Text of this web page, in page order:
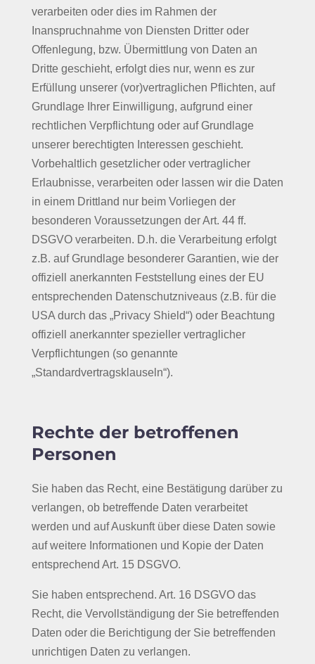
verarbeiten oder dies im Rahmen der
Inanspruchnahme von Diensten Dritter oder
Offenlegung, bzw. Übermittlung von Daten an
Dritte geschieht, erfolgt dies nur, wenn es zur
Erfüllung unserer (vor)vertraglichen Pflichten, auf
Grundlage Ihrer Einwilligung, aufgrund einer
rechtlichen Verpflichtung oder auf Grundlage
unserer berechtigten Interessen geschieht.
Vorbehaltlich gesetzlicher oder vertraglicher
Erlaubnisse, verarbeiten oder lassen wir die Daten
in einem Drittland nur beim Vorliegen der
besonderen Voraussetzungen der Art. 44 ff.
DSGVO verarbeiten. D.h. die Verarbeitung erfolgt
z.B. auf Grundlage besonderer Garantien, wie der
offiziell anerkannten Feststellung eines der EU
entsprechenden Datenschutzniveaus (z.B. für die
USA durch das „Privacy Shield“) oder Beachtung
offiziell anerkannter spezieller vertraglicher
Verpflichtungen (so genannte
„Standardvertragsklauseln“).
Rechte der betroffenen
Personen
Sie haben das Recht, eine Bestätigung darüber zu
verlangen, ob betreffende Daten verarbeitet
werden und auf Auskunft über diese Daten sowie
auf weitere Informationen und Kopie der Daten
entsprechend Art. 15 DSGVO.
Sie haben entsprechend. Art. 16 DSGVO das
Recht, die Vervollständigung der Sie betreffenden
Daten oder die Berichtigung der Sie betreffenden
unrichtigen Daten zu verlangen.